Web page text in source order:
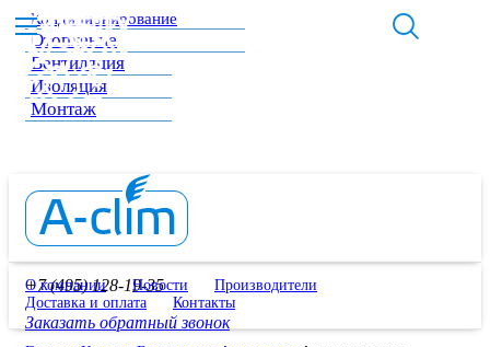
Кондиционирование
Отопление
Вентиляция
Изоляция
Монтаж
+7 (495) 128-19-35
Заказать обратный звонок
О компании Новости
Производители
Доставка и оплата
Контакты